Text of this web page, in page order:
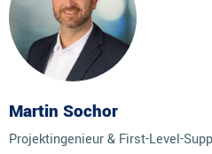
Martin Sochor
Projektingenieur & First-Level-